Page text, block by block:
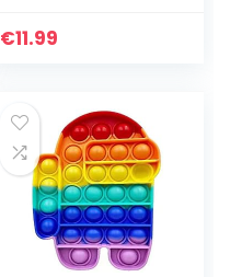
antistress ADHD
€11.99